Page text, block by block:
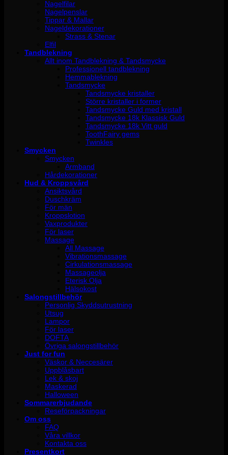
Nagelfilar
Nagelpenslar
Tippar & Mallar
Nageldekorationer
Strass & Stenar
Elfil
Tandblekning
Allt inom Tandblekning & Tandsmycke
Professionell tandblekning
Hemmablekning
Tandsmycke
Tandsmycke kristaller
Större kristaller i former
Tandsmycke Guld med kristall
Tandsmycke 18k Klassisk Guld
Tandsmycke 18k Vitt guld
ToothFairy gems
Twinkles
Smycken
Smycken
Armband
Hårdekorationer
Hud & Kroppsvård
Ansiktsvård
Duschkräm
För män
Kroppslotion
Vaxprodukter
För laser
Massage
All Massage
Vibrationsmassage
Cirkulationsmassage
Massageolja
Eterisk Olja
Hälsokost
Salongstillbehör
Personlig Skyddsutrustning
Utsug
Lampor
För laser
DOFTA
Övriga salongstillbehör
Just for fun
Väskor & Neccesärer
Uppblåsbart
Lek & skoj
Maskerad
Halloween
Sommarerbjudande
Reseförpackningar
Om oss
FAQ
Våra villkor
Kontakta oss
Presentkort